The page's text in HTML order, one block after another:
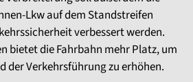
Lkw auf dem Standstreifen
verbessert werden.
bietet die Fahrbahn mehr Platz, um
der Verkehrsführung zu erhöhen.